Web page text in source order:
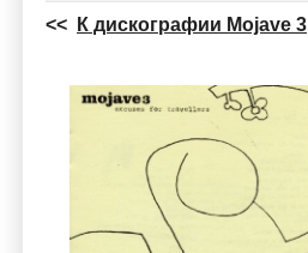
<< К дискографии Mojave 3